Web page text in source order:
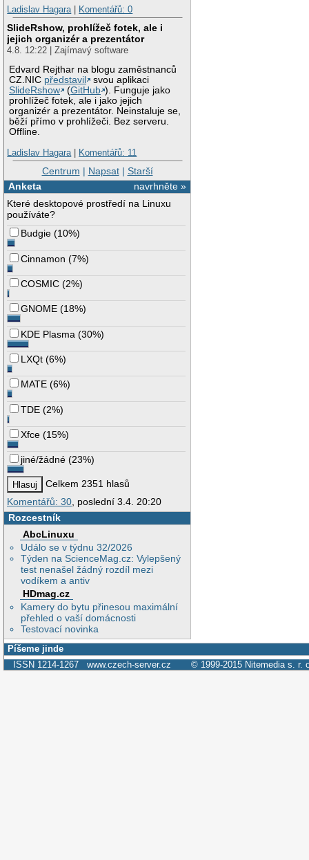
Ladislav Hagara| Komentářů: 0
SlideRshow, prohlížeč fotek, ale i
jejich organizér a prezentátor
4.8. 12:22 | Zajímavý software
Edvard Rejthar na blogu zaměstnanců
CZ.NIC představil
svou aplikaci
SlideRshow
(GitHub ). Funguje jako
prohlížeč fotek, ale i jako jejich
organizér a prezentátor. Neinstaluje se,
běží přímo v prohlížeči. Bez serveru.
Offline.
Ladislav Hagara| Komentářů: 11
Centrum | Napsat| Starší
navrhněte »
Anketa
Které desktopové prostředí na Linuxu
používáte?
Budgie (10%)
Cinnamon (7%)
COSMIC (2%)
GNOME (18%)
KDE Plasma (30%)
LXQt (6%)
MATE (6%)
TDE (2%)
Xfce (15%)
jiné/žádné (23%)
Celkem 2351 hlasů
Komentářů: 30 , poslední 3.4. 20:20
Rozcestník
AbcLinuxu
Událo se v týdnu 32/2026
Týden na ScienceMag.cz: Vylepšený
test nenašel žádný rozdíl mezi
vodíkem a antiv
HDmag.cz
Kamery do bytu přinesou maximální
přehled o vaší domácnosti
Testovací novinka
Píšeme jinde
ISSN 1214-1267 www.czech-server.cz © 1999-2015 Nitemedia s. r.